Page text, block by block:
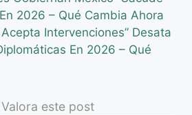
2026 – Qué Cambia Ahora
Intervenciones” Desata
En 2026 – Qué
Valora este post